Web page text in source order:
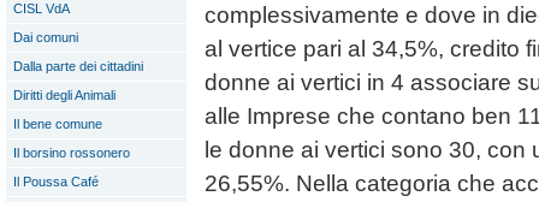
CISL VdA
Dai comuni
Dalla parte dei cittadini
Diritti degli Animali
Il bene comune
Il borsino rossonero
Il Poussa Café
complessivamente e dove in
al vertice pari al 34,5%, credito
donne ai vertici in 4 associare
alle Imprese che contano ben
le donne ai vertici sono 30, con
26,55%. Nella categoria che